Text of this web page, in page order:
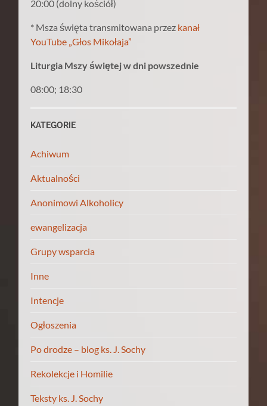
20:00 (dolny kościół)
* Msza święta transmitowana przez kanał
YouTube „Głos Mikołaja”
Liturgia Mszy świętej w dni powszednie
08:00; 18:30
KATEGORIE
Achiwum
Aktualności
Anonimowi Alkoholicy
ewangelizacja
Grupy wsparcia
Inne
Intencje
Ogłoszenia
Po drodze – blog ks. J. Sochy
Rekolekcje i Homilie
Teksty ks. J. Sochy